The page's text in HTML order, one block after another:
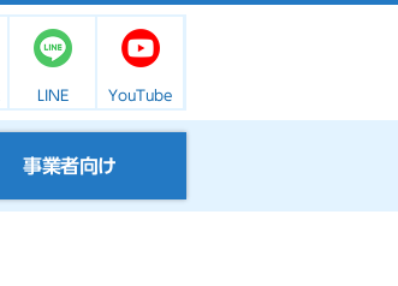
LINE YouTube
事業者向け